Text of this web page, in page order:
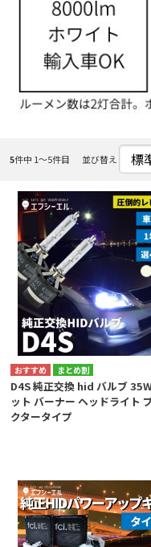
5件中 1〜5件目 並び替え
まとめ割
D4S 純正交換 hid バルブ
ット バーナー ヘッドライト
クタータイプ